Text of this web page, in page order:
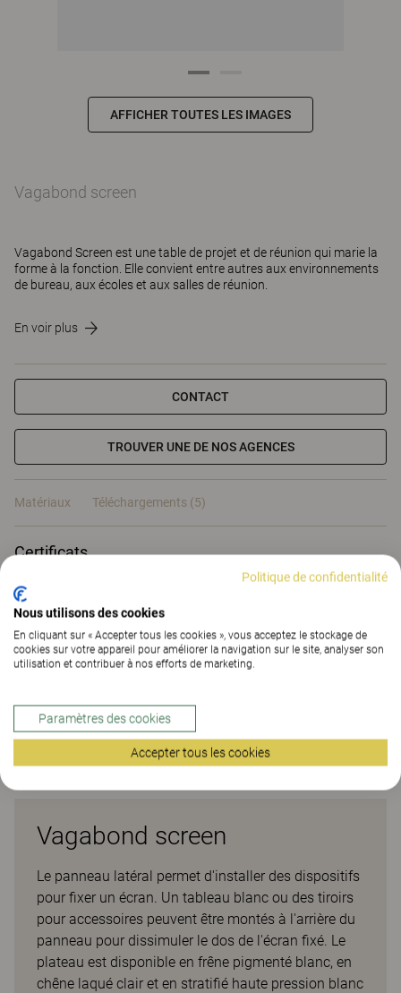
AFFICHER TOUTES LES IMAGES
Vagabond screen
Vagabond Screen est une table de projet et de réunion qui marie la
forme à la fonction. Elle convient entre autres aux environnements
de bureau, aux écoles et aux salles de réunion.
En voir plus
CONTACT
TROUVER UNE DE NOS AGENCES
Matériaux Téléchargements (5)
Certificats
Matériaux
Téléchargements (
Vagabond screen
Le panneau latéral permet d'installer des dispositifs
pour fixer un écran. Un tableau blanc ou des tiroirs
pour accessoires peuvent être montés à l'arrière du
panneau pour dissimuler le dos de l'écran fixé. Le
plateau est disponible en frêne pigmenté blanc, en
chêne laqué clair et en stratifié haute pression blanc
Politique de confidentialité
Nous utilisons des cookies
En cliquant sur « Accepter tous les cookies », vous acceptez le stockage de
cookies sur votre appareil pour améliorer la navigation sur le site, analyser son
utilisation et contribuer à nos efforts de marketing.
Paramètres des cookies
Accepter tous les cookies